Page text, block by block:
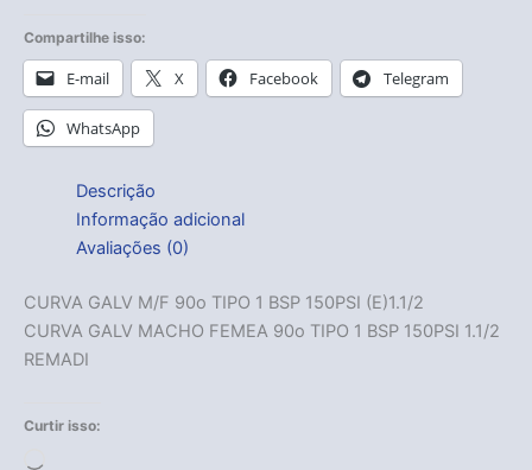
Compartilhe isso:
E-mail X Facebook Telegram
WhatsApp
Descrição
Informação adicional
Avaliações (0)
CURVA GALV M/F 90o TIPO 1 BSP 150PSI (E)1.1/2
CURVA GALV MACHO FEMEA 90o TIPO 1 BSP 150PSI 1.1/2
REMADI
Curtir isso: